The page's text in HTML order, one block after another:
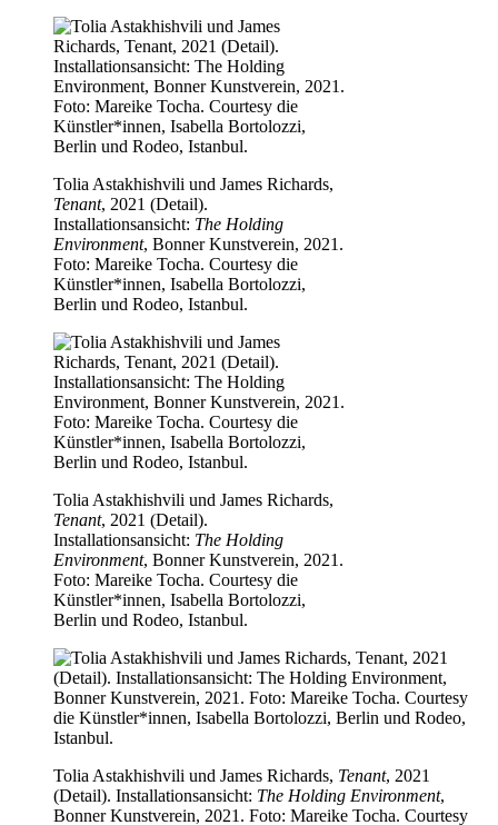
Tolia Astakhishvili und James Richards,
Tenant, 2021 (Detail).
Installationsansicht: The Holding
Environment, Bonner Kunstverein, 2021.
Foto: Mareike Tocha. Courtesy die
Künstler*innen, Isabella Bortolozzi,
Berlin und Rodeo, Istanbul.
Tolia Astakhishvili und James Richards,
Tenant, 2021 (Detail).
Installationsansicht: The Holding
Environment, Bonner Kunstverein, 2021.
Foto: Mareike Tocha. Courtesy die
Künstler*innen, Isabella Bortolozzi,
Berlin und Rodeo, Istanbul.
Tolia Astakhishvili und James Richards, Tenant, 2021
(Detail). Installationsansicht: The Holding Environment,
Bonner Kunstverein, 2021. Foto: Mareike Tocha. Courtesy